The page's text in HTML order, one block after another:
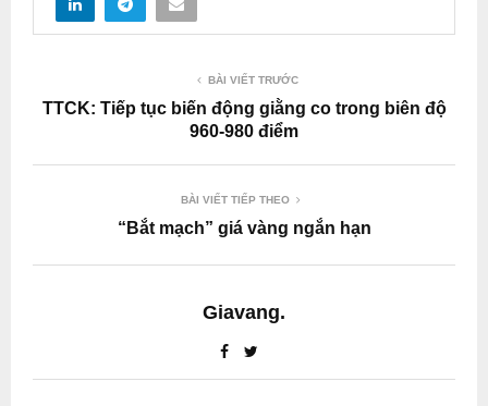
BÀI VIẾT TRƯỚC
TTCK: Tiếp tục biến động giằng co trong biên độ
960-980 điểm
BÀI VIẾT TIẾP THEO
“Bắt mạch” giá vàng ngắn hạn
Giavang.